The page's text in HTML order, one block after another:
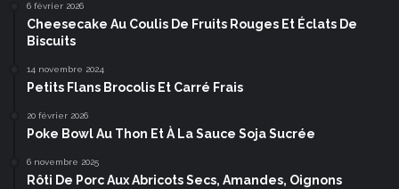
6 février 2026
Cheesecake Au Coulis De Fruits Rouges Et Éclats De
Biscuits
14 novembre 2024
Petits Flans Brocolis Et Carré Frais
20 février 2026
Poke Bowl Au Thon Et À La Sauce Soja Sucrée
6 novembre 2025
Rôti De Porc Aux Abricots Secs, Amandes, Oignons